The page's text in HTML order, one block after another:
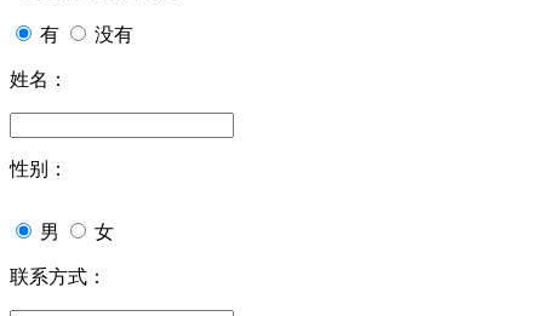
有 没有
姓名：
性别：
男 女
联系方式：